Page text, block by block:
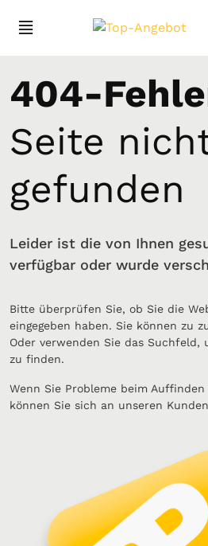
404-
Seite
gefunden
Leider ist die von Ihnen
verfügbar oder wurde
Bitte überprüfen Sie, ob Sie die
eingegeben haben. Sie können zu
Oder verwenden Sie das Suchfeld,
zu finden.
Wenn Sie Probleme beim
können Sie sich an unseren